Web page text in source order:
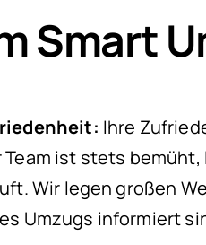
Smart
Ihre
ist stets
Wir legen großen
Umzugs informiert